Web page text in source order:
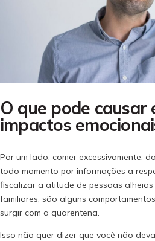
O que pode causar
impactos
Por um lado, comer excessivamente,
todo momento por informações a
fiscalizar a atitude de pessoas alheias
familiares, são alguns
surgir com a quarentena.
Isso não quer dizer que você não